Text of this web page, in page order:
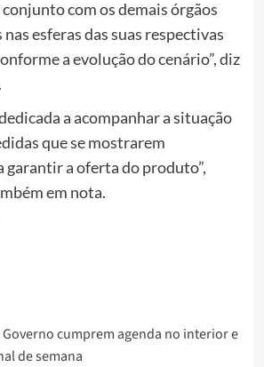
com os demais órgãos
esferas das suas respectivas
a evolução do cenário”, diz
a acompanhar a situação
que se mostrarem
garantir a oferta do produto”,
em nota.
cumprem agenda no interior e
de semana